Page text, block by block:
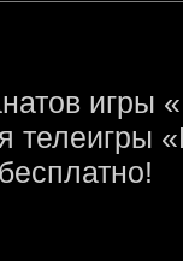
игры
телеигры